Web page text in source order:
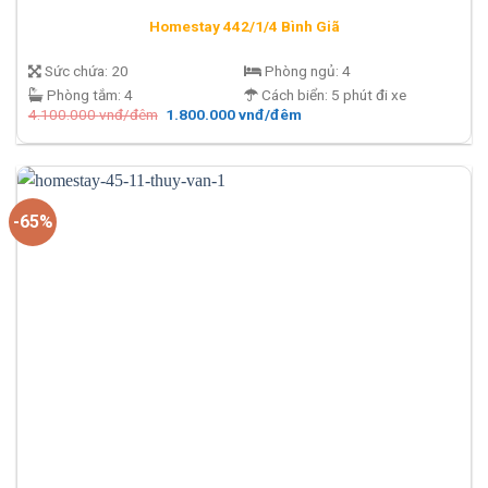
Homestay 442/1/4 Bình Giã
Sức chứa: 20
Phòng tắm: 4
Phòng ngủ: 4
Cách biển: 5 phút đi xe
4.100.000vnđ/đêm Giá
là:
đêm.
1.800.000vnđ/đêmGiá
tại
1.800.000 vnđ/
-65%